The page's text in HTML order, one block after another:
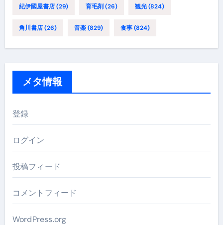
紀伊國屋書店(29) 育毛剤(26) 観光(824)
角川書店(26) 音楽(829) 食事(824)
メタ情報
登録
ログイン
投稿フィード
コメントフィード
WordPress.org